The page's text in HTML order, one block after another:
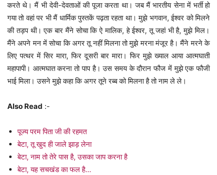
करते थे। मैं भी देवी-देवताओं की पूजा करता था। जब मैं भारतीय सेना में भर्ती हो
गया तो वहां पर भी मैं धार्मिक पुस्तकें पढ़ता रहता था। मुझे भगवान, ईश्वर को मिलने
की तड़प थी। एक बार मैंने सोचा कि ऐ मालिक, हे ईश्वर, तू जहां भी है, मुझे मिल।
मैंने अपने मन में सोचा कि अगर तू नहीं मिलना तो मुझे मरना मंजूर है। मैंने मरने के
लिए पत्थर में सिर मारा, फिर दूसरी बार मारा। फिर मुझे ख्याल आया आत्मघाती
महापापी। आत्मघात करना तो पाप है। उस समय के दौरान फौज में मुझे एक फौजी
भाई मिला। उसने मुझे कहा कि अगर तूने रब्ब को मिलना है तो नाम ले ले।
Also Read :-
पूज्य परम पिता जी की रहमत
बेटा, तू खुद ही जाले झाड़ लेना
बेटा, नाम तो तेरे पास है, उसका जाप करना है
बेटा, यह सचखंड का फल है…